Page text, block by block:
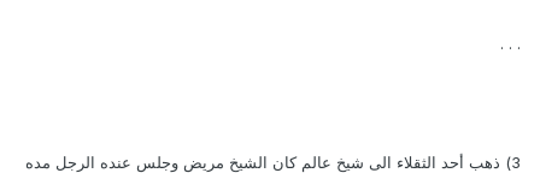
. . .
3) ذهب أحد الثقلاء الى شيخ عالم كان الشيخ مريض وجلس عنده الرجل مده